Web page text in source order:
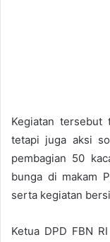
Kegiatan tersebut
tetapi juga aksi
pembagian 50
bunga di makam
serta kegiatan
Ketua DPD FBN